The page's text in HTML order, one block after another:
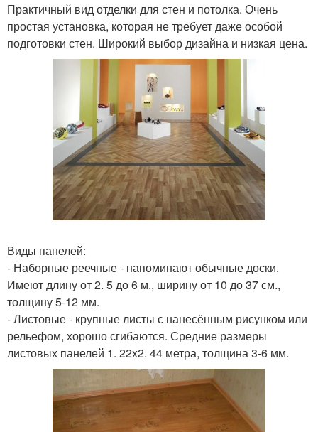
Практичный вид отделки для стен и потолка. Очень
простая установка, которая не требует даже особой
подготовки стен. Широкий выбор дизайна и низкая цена.
Виды панелей:
- Наборные реечные - напоминают обычные доски.
Имеют длину от 2. 5 до 6 м., ширину от 10 до 37 см.,
толщину 5-12 мм.
- Листовые - крупные листы с нанесённым рисунком или
рельефом, хорошо сгибаются. Средние размеры
листовых панелей 1. 22x2. 44 метра, толщина 3-6 мм.